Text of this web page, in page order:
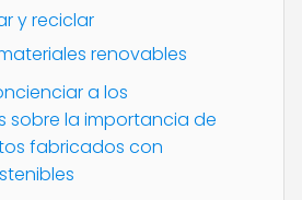
y reciclar
renovables
a los
sobre la importancia de
fabricados con